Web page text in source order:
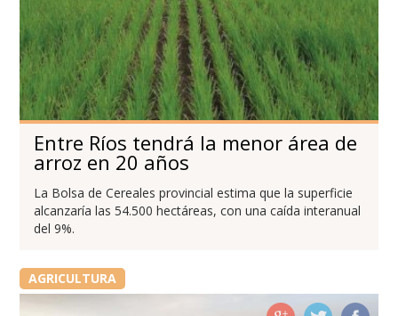
Entre Ríos tendrá la menor área de
arroz en 20 años
La Bolsa de Cereales provincial estima que la superficie
alcanzaría las 54.500 hectáreas, con una caída interanual
del 9%.
AGRICULTURA